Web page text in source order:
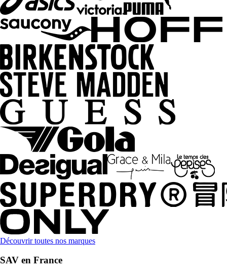
Découvrir toutes nos marques
SAV en France